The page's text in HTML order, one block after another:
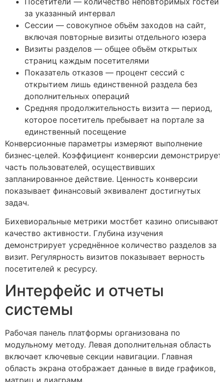
за указанный интервал
Сессии — совокупное объём заходов на сайт,
включая повторные визиты отдельного юзера
Визиты разделов — общее объём открытых
страниц каждым посетителями
Показатель отказов — процент сессий с
открытием лишь единственной раздела без
дополнительных операций
Средняя продолжительность визита — период,
которое посетитель пребывает на портале за
единственный посещение
Конверсионные параметры измеряют выполнение
бизнес-целей. Коэффициент конверсии
часть пользователей, осуществивших
запланированное действие. Ценность конверсии
показывает финансовый эквивалент достигнутых
задач.
Бихевиоральные метрики мостбет казино описывают
качество активности. Глубина изучения
демонстрирует усреднённое количество разделов за
визит. Регулярность визитов показывает верность
посетителей к ресурсу.
Интерфейс и отчеты
системы
Рабочая панель платформы организована по
модульному методу. Левая дополнительная область
включает ключевые секции навигации. Главная
область экрана отображает данные в виде графиков,